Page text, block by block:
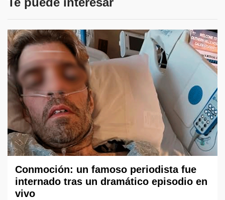
Conmoción: un famoso periodista fue
internado tras un dramático episodio en
vivo